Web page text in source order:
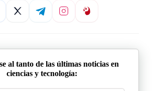
al tanto de las últimas noticias en
ciencias y tecnología: